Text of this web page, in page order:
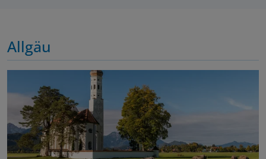
Allgäu